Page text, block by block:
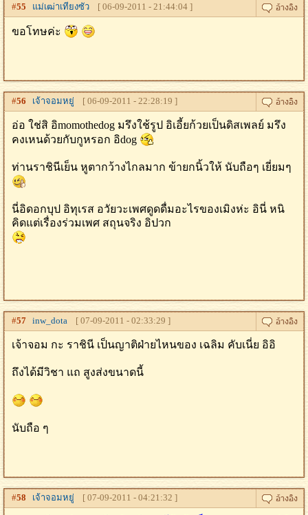
#55 แม่เฒ่าเทียงซัว [ 06-09-2011 - 21:44:04 ]
ขอโทษค่ะ
#56 เจ้าจอมหยู่ [ 06-09-2011 - 22:28:19 ]
อ่อ ใช่สิ อิmomothedog มรึงใช้รูป อิเอี้ยก้วยเป็นดิสเพลย์ มรึง
คงเหนด้วยกับกูหรอก อิdog
ท่านราชินีเย็น หูตากว้างไกลมาก ข้ายกนิ้วให้ นับถือๆ เยี่ยมๆ
นี่อิดอกบุป อิทุเรส อวัยวะเพศดูดดื่มอะไรของเมิงห่ะ อินี่ หนิ
คิดแต่เรื่องร่วมเพศ สถุนจริง อิปวก
#57 inw_dota [ 07-09-2011 - 02:33:29 ]
เจ้าจอม กะ ราชินี เป็นญาติฝ่ายไหนของ เฉลิม คับเนี่ย อิอิ
ถึงได้มีวิชา แถ สูงส่งขนาดนี้
นับถือ ๆ
#58 เจ้าจอมหยู่ [ 07-09-2011 - 04:21:32 ]